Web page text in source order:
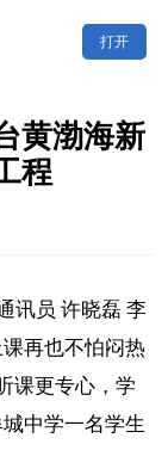
打开
黄渤海新
程
讯员 许晓磊 李
再也不怕闷热
课更专心，学
中学一名学生